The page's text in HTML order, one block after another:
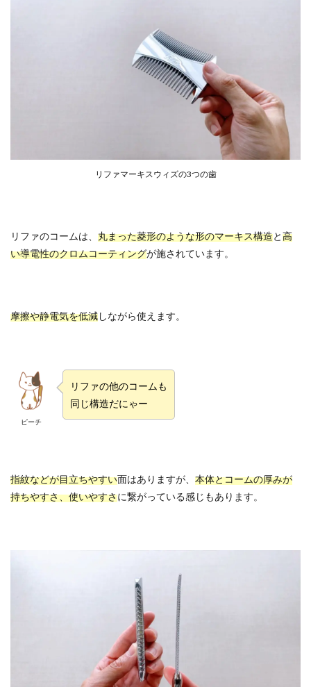
リファマーキスウィズの3つの歯
リファのコームは、 丸まった菱形のような形のマーキス構造と高
い導電性のクロムコーティングが施されています。
摩擦や静電気を低減しながら使えます。
ピーチ
リファの他のコームも
同じ構造だにゃー
指紋などが目立ちやすい面はありますが、 本体とコームの厚みが
持ちやすさ、使いやすさに繋がっている感じもあります。